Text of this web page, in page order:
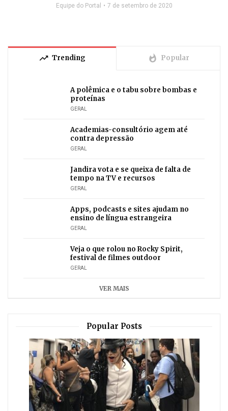
Equipe do Portal 7 de setembro de 2020
trending_up Trending whatshot Popular
A polêmica e o tabu sobre bombas e
proteínas
GERAL
Academias-consultório agem até
contra depressão
GERAL
Jandira vota e se queixa de falta de
tempo na TV e recursos
GERAL
Apps, podcasts e sites ajudam no
ensino de língua estrangeira
GERAL
Veja o que rolou no Rocky Spirit,
festival de filmes outdoor
GERAL
VER MAIS
Popular Posts